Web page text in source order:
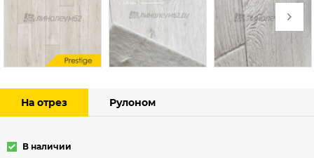
На отрез Рулоном
В наличии